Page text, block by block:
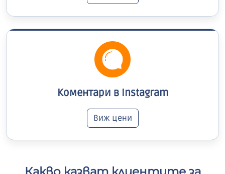
Коментари в Instagram
Виж цени
Какво казват клиентите за